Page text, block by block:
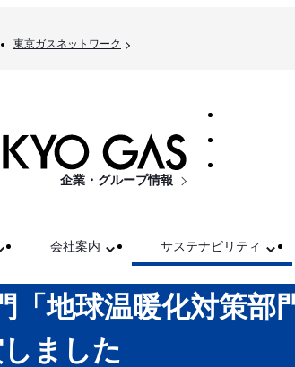
東京ガスネットワーク
企業・グループ情報
会社案内 サステナビリティ
「地球温暖化対策部
しました